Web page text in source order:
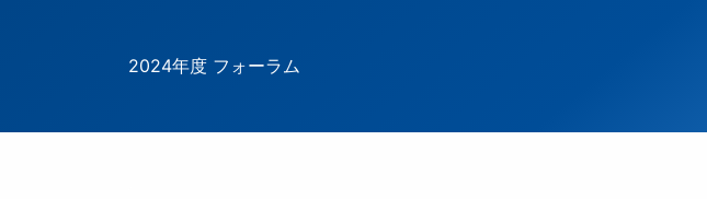
ン
2024年度 フォーラム